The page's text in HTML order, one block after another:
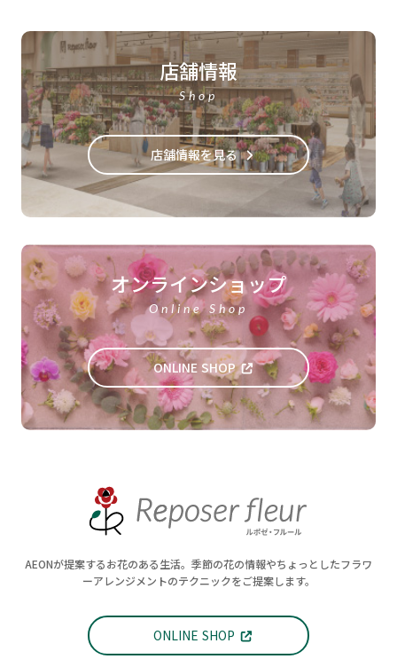
店舗情報
Shop
店舗情報を見る
オンラインショップ
Online Shop
ONLINE SHOP
AEONが提案するお花のある生活。季節の花の情報やちょっとしたフラワ
ーアレンジメントのテクニックをご提案します。
ONLINE SHOP